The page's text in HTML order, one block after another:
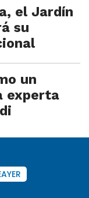
el Jardín
su
un
experta